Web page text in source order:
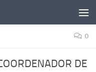
0
DE